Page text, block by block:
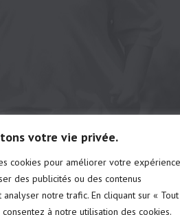
votre vie privée.
cookies pour améliorer votre
des publicités ou des contenus
notre trafic. En cliquant sur « Tout
consentez à notre utilisation des cookies.
© Camping municipal de St-Félix
# d'établissements: chalet 222691 |